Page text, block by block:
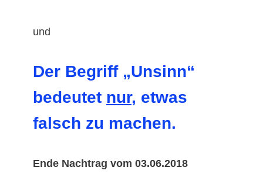
und
Der Begriff „Unsinn“
bedeutet nur, etwas
falsch zu machen.
Ende Nachtrag vom 03.06.2018